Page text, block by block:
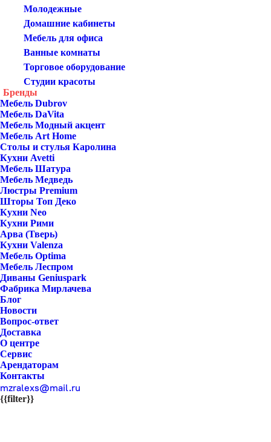
Молодежные
Домашние кабинеты
Мебель для офиса
Ванные комнаты
Торговое оборудование
Студии красоты
Бренды
Мебель Dubrov
Мебель DaVita
Мебель Модный акцент
Мебель Art Home
Столы и стулья Каролина
Кухни Avetti
Мебель Шатура
Мебель Медведь
Люстры Premium
Шторы Топ Деко
Кухни Neo
Кухни Рими
Арва (Тверь)
Кухни Valenza
Мебель Optima
Мебель Леспром
Диваны Geniuspark
Фабрика Мирлачева
Блог
Новости
Вопрос-ответ
Доставка
О центре
Сервис
Арендаторам
Контакты
mzralexs@mail.ru
{{filter}}